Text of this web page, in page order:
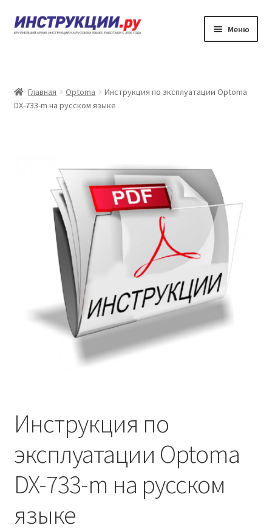
Перейти
к
Перейти
к
Меню
Каталог инструкций по эксплуатации
Контакты
Главная Optoma
Инструкция по эксплуатации Optoma
DX-733-m на русском языке
Инструкция по
эксплуатации Optoma
DX-733-m на русском
языке